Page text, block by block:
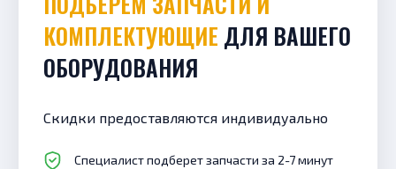
КОМПЛЕКТУЮЩИЕ ДЛЯ ВАШЕГО
ОБОРУДОВАНИЯ
Скидки предоставляются индивидуально
Специалист подберет запчасти за 2-7 минут